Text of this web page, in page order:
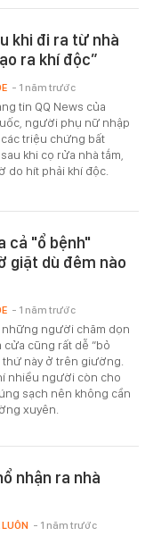
khi đi ra từ nhà
ra khí độc”
tin QQ News của
người phụ nữ nhập
triệu chứng bất
khi cọ rửa nhà tắm,
do hít phải khí độc.
- 1 năm trước
cả "ổ bệnh"
giặt dù đêm nào
những người chăm dọn
cửa cũng rất dễ “bỏ
thứ này ở trên giường.
nhiều người còn cho
sạch nên không cần
xuyên.
- 1 năm trước
nhận ra nhà
LUÔN - 1 năm trước